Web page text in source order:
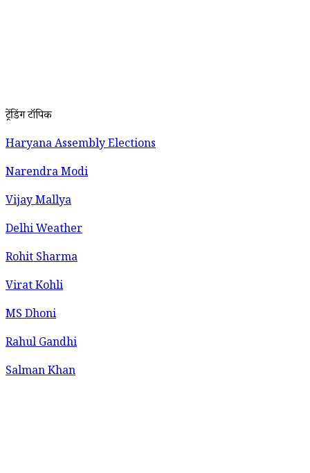
ट्रेंडिंग टॉपिक
Haryana Assembly Elections
Narendra Modi
Vijay Mallya
Delhi Weather
Rohit Sharma
Virat Kohli
MS Dhoni
Rahul Gandhi
Salman Khan